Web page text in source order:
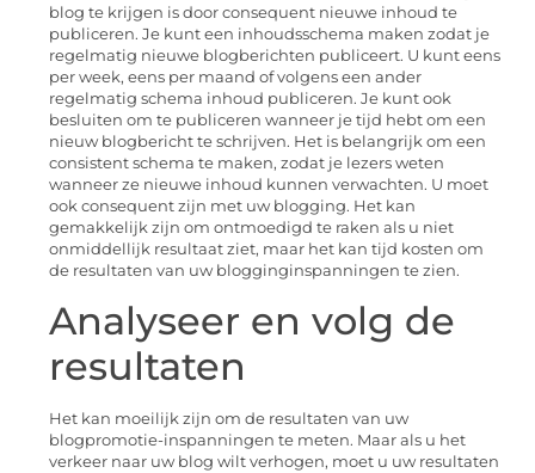
blog te krijgen is door consequent nieuwe inhoud te
publiceren. Je kunt een inhoudsschema maken zodat je
regelmatig nieuwe blogberichten publiceert. U kunt eens
per week, eens per maand of volgens een ander
regelmatig schema inhoud publiceren. Je kunt ook
besluiten om te publiceren wanneer je tijd hebt om een
nieuw blogbericht te schrijven. Het is belangrijk om een
consistent schema te maken, zodat je lezers weten
wanneer ze nieuwe inhoud kunnen verwachten. U moet
ook consequent zijn met uw blogging. Het kan
gemakkelijk zijn om ontmoedigd te raken als u niet
onmiddellijk resultaat ziet, maar het kan tijd kosten om
de resultaten van uw blogginginspanningen te zien.
Analyseer en volg de
resultaten
Het kan moeilijk zijn om de resultaten van uw
blogpromotie-inspanningen te meten. Maar als u het
verkeer naar uw blog wilt verhogen, moet u uw resultaten